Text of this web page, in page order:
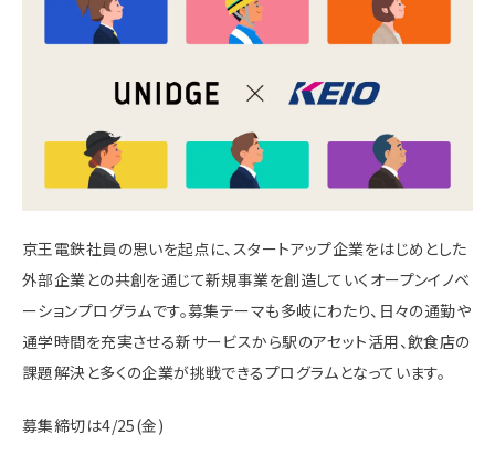
京王電鉄社員の思いを起点に、スタートアップ企業をはじめとした
外部企業との共創を通じて新規事業を創造していくオープンイノベ
ーションプログラムです。募集テーマも多岐にわたり、日々の通勤や
通学時間を充実させる新サービスから駅のアセット活用、飲食店の
課題解決と多くの企業が挑戦できるプログラムとなっています。
募集締切は4/25(金)